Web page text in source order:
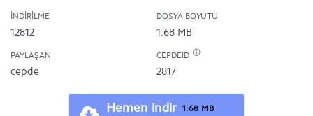
İNDIRILME
12812
DOSYA BOYUTU
1.68 MB
PAYLAŞAN
cepde
CEPDEID
2817
Hemen indir 1.68 MB